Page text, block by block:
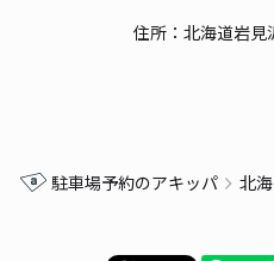
住所：北海道岩見
駐車場予約のアキッパ 北